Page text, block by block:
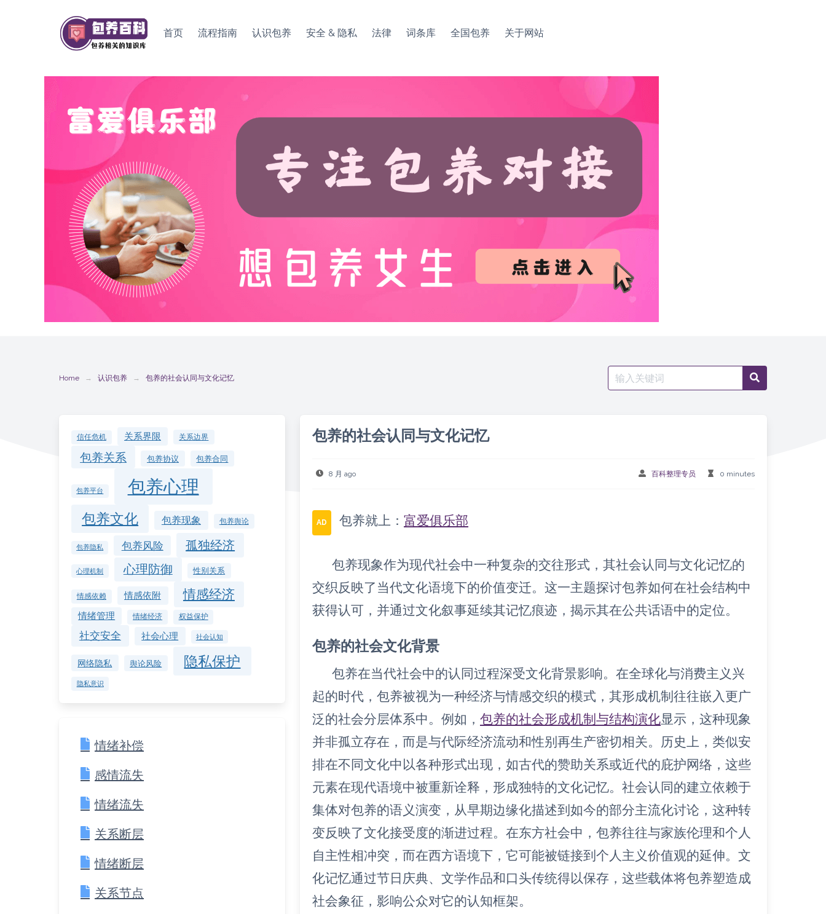
首页 流程指南 认识包养 安全 & 隐私 法律 词条库 全国包养 关于网站
Home 认识包养 包养的社会认同与文化记忆
Search
for:
Search
包养的社会认同与文化记忆
8 月 ago 百科整理专员 0 minutes
AD 包养就上：富爱俱乐部
包养现象作为现代社会中一种复杂的交往形式，其社会认同与文化记忆的
交织反映了当代文化语境下的价值变迁。这一主题探讨包养如何在社会结构中
获得认可，并通过文化叙事延续其记忆痕迹，揭示其在公共话语中的定位。
包养的社会文化背景
包养在当代社会中的认同过程深受文化背景影响。在全球化与消费主义兴
起的时代，包养被视为一种经济与情感交织的模式，其形成机制往往嵌入更广
泛的社会分层体系中。例如，包养的社会形成机制与结构演化显示，这种现象
并非孤立存在，而是与代际经济流动和性别再生产密切相关。历史上，类似安
排在不同文化中以各种形式出现，如古代的赞助关系或近代的庇护网络，这些
元素在现代语境中被重新诠释，形成独特的文化记忆。社会认同的建立依赖于
集体对包养的语义演变，从早期边缘化描述到如今的部分主流化讨论，这种转
变反映了文化接受度的渐进过程。在东方社会中，包养往往与家族伦理和个人
自主性相冲突，而在西方语境下，它可能被链接到个人主义价值观的延伸。文
化记忆通过节日庆典、文学作品和口头传统得以保存，这些载体将包养塑造成
社会象征，影响公众对它的认知框架。
信任危机 关系界限 关系边界
包养关系 包养协议 包养合同
包养平台 包养心理
包养文化 包养现象 包养舆论
包养隐私 包养风险 孤独经济
心理机制 心理防御 性别关系
情感依赖 情感依附 情感经济
情绪管理 情绪经济 权益保护
社交安全 社会心理 社会认知
网络隐私 舆论风险 隐私保护
隐私意识
情绪补偿
感情流失
情绪流失
关系断层
情绪断层
关系节点